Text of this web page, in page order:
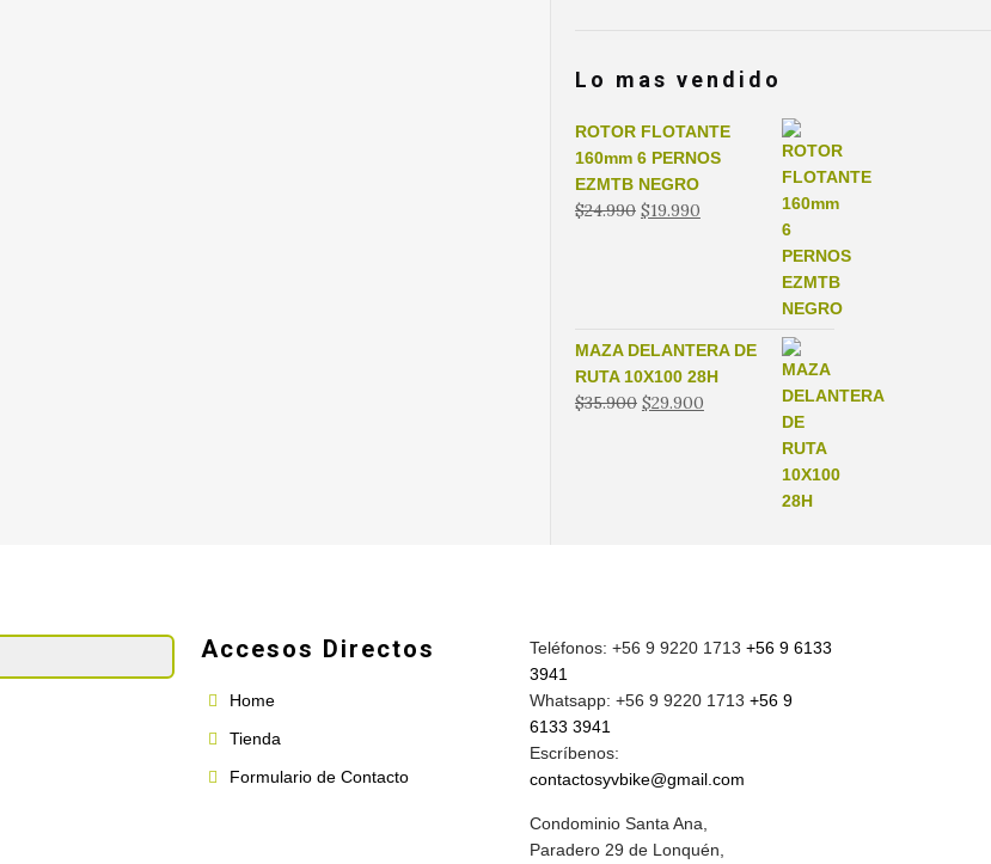
Lo mas vendido
ROTOR FLOTANTE
160mm 6 PERNOS
EZMTB NEGRO
$24.990 El
$19.990El
MAZA DELANTERA DE
RUTA 10X100 28H
$35.900 El
$29.900El
Accesos Directos
Home
Tienda
Formulario de Contacto
Teléfonos: +56 9 9220 1713+56 9 6133
3941
Whatsapp: +56 9 9220 1713+56 9
6133 3941
Escríbenos:
contactosyvbike@gmail.com
Condominio Santa Ana,
Paradero 29 de Lonquén,